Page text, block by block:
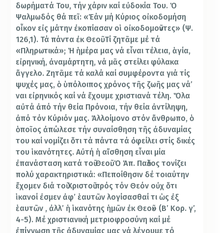
δωρήματά Του, τήν χάριν καί εὐδοκία Του. Ὁ
Ψαλμωδός θά πεῖ: «Ἐάν μή Κύριος οἰκοδομήση
οἶκον εἰς μάτην ἐκοπίασαν οἱ οἰκοδομοῦντες» (Ψ.
126,1). Τά πάντα ἐκ Θεοῦ. Τί ζητᾶμε μέ τά
«Πληρωτικά»; Ἡ ἡμέρα μας νά εἶναι τέλεια, ἁγία,
εἰρηνική, ἀναμάρτητη, νά μᾶς στείλει φύλακα
ἄγγελο. Ζητᾶμε τά καλά καί συμφέροντα γιά τίς
ψυχές μας, ὁ ὑπόλοιπος χρόνος τῆς ζωῆς μας νά’
ναι εἰρηνικός καί νά ἔχουμε χριστιανά τέλη. Ὅλα
αὐτά ἀπό τήν θεία Πρόνοια, τήν θεία ἀντίληψη,
ἀπό τόν Κύριόν μας. Ἀλλοίμονο στόν ἄνθρωπο, ὁ
ὁποῖος ἀπώλεσε τήν συναίσθηση τῆς ἀδυναμίας
του καί νομίζει ὅτι τά πάντα τά ὀφείλει στίς δικές
του ἱκανότητες. Αὐτή ἡ αἴσθηση εἶναι μία
ἐπανάσταση κατά τοῦ Θεοῦ. Ὁ Ἀπ. Παῦλος τονίζει
πολύ χαρακτηριστικά: «Πεποίθησιν δέ τοιαύτην
ἔχομεν διά τοῦ Χριστοῦ πρός τόν Θεόν οὐχ ὅτι
ἱκανοί ἐσμεν ἀφ’ ἑαυτῶν λογίσασθαί τι ὡς ἐξ
ἑαυτῶν , ἀλλ’ ἡ ἱκανότης ἡμῶν ἐκ Θεοῦ» (Β’ Κορ. γ’,
4-5). Μέ χριστιανική μετριοφροσύνη καί μέ
ἐπίγνωση τῆς ἀδυναμίας μας νά λέγουμε τό